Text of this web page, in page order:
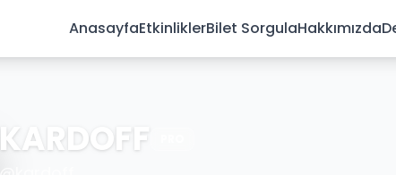
AnasayfaEtkinliklerBilet SorgulaHakkımızda
KARDOFF